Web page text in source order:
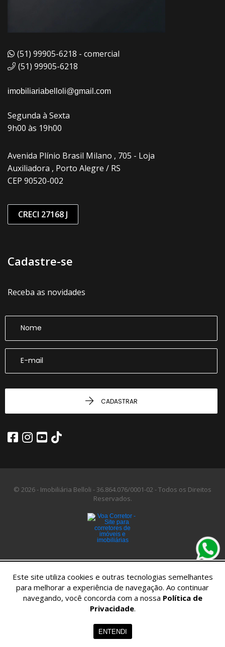
Imóveis
(51) 99905-6218 - comercial
(51) 99905-6218
imobiliariabelloli@gmail.com
Segunda à Sexta
9h00 às 19h00
Avenida Plínio Brasil Milano , 705 - Loja
Auxiliadora , Porto Alegre / RS
CEP 90520-002
CRECI 27168 J
Cadastre-se
Receba as novidades
CADASTRAR
© 2026 - Imobiliária Belloli -36.864.076/0001-02 -Todos os Direitos
Reservados.
Este site utiliza cookies e outras tecnologias semelhantes
para melhorar a experiência de navegação. Ao continuar
navegando, você concorda com a nossa Política de
Privacidade.
ENTENDI